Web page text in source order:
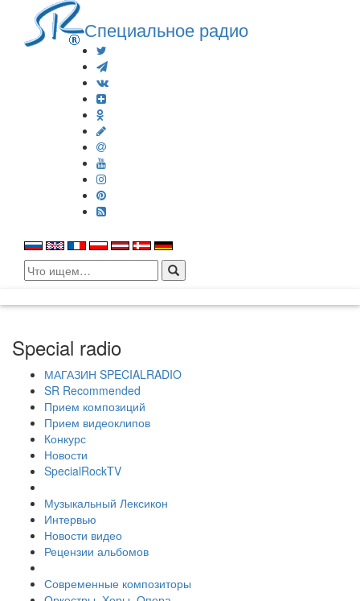
Специальное радио
Search
for:
Special radio
МАГАЗИН SPECIALRADIO
SR Recommended
Прием композиций
Прием видеоклипов
Конкурс
Новости
SpecialRockTV
Музыкальный Лексикон
Интервью
Новости видео
Рецензии альбомов
Современные композиторы